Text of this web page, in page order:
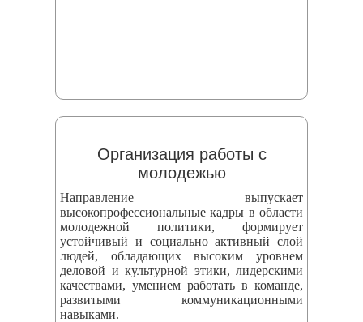
Организация работы с
молодежью
Направление выпускает
высокопрофессиональные кадры в области
молодежной политики, формирует
устойчивый и социально активный слой
людей, обладающих высоким уровнем
деловой и культурной этики, лидерскими
качествами, умением работать в команде,
развитыми коммуникационными
навыками.